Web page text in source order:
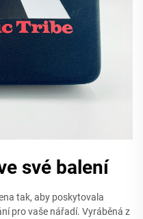
své balení
tak, aby poskytovala
pro vaše nářadí. Vyráběná z